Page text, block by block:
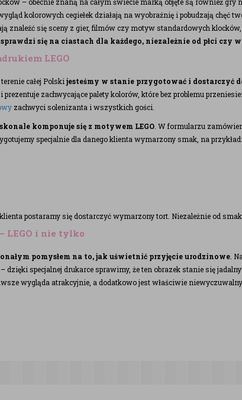
kolorowych cegiełek działają na wyobraźnię i pobudzają chęć
znaleźć się sceny z gier, filmów czy motyw standardowych
się na ciastach dla każdego, niezależnie od płci czy
LEGO
całej Polski jesteśmy w stanie przygotować i dostarczyć
prezentuje zachwycające palety kolorów, które bez problemu
zachwyci solenizanta i wszystkich gości.
komponuje się z motywem LEGO. W formularzu
specjalnie dla danego klienta wymarzony smak, na przykład:
postaramy się dostarczyć wymarzony tort. Niezależnie od
LEGO i nie tylko
pomysłem na to, jak uświetnić przyjęcie urodzinowe.
dzięki specjalnej drukarce sprawimy, że ten obrazek stanie się
wygląda atrakcyjnie, a dodatkowo jest właściwie